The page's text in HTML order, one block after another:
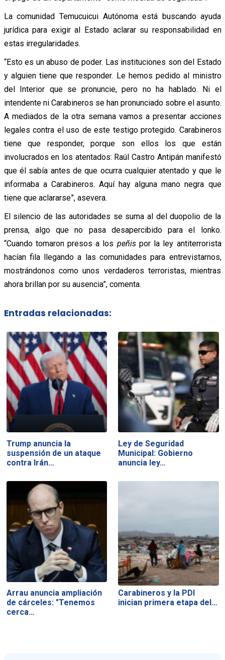
La comunidad Temucuicui Autónoma está buscando ayuda
jurídica para exigir al Estado aclarar su responsabilidad en
estas irregularidades.
“Esto es un abuso de poder. Las instituciones son del Estado
y alguien tiene que responder. Le hemos pedido al ministro
del Interior que se pronuncie, pero no ha hablado. Ni el
intendente ni Carabineros se han pronunciado sobre el asunto.
A mediados de la otra semana vamos a presentar acciones
legales contra el uso de este testigo protegido. Carabineros
tiene que responder, porque son ellos los que están
involucrados en los atentados: Raúl Castro Antipán manifestó
que él sabía antes de que ocurra cualquier atentado y que le
informaba a Carabineros. Aquí hay alguna mano negra que
tiene que aclararse”, asevera.
El silencio de las autoridades se suma al del duopolio de la
prensa, algo que no pasa desapercibido para el lonko.
“Cuando tomaron presos a los peñispor la ley antiterrorista
hacían fila llegando a las comunidades para entrevistarnos,
mostrándonos como unos verdaderos terroristas, mientras
ahora brillan por su ausencia”, comenta.
Entradas relacionadas:
Trump anuncia la
suspensión de un ataque
contra Irán…
Ley de Seguridad
Municipal: Gobierno
anuncia ley…
Arrau anuncia ampliación
de cárceles: "Tenemos
cerca…
Carabineros y la PDI
inician primera etapa del…